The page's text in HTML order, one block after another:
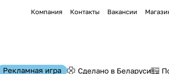
Компания Контакты Вакансии
Рекламная игра Сделано в Беларуси